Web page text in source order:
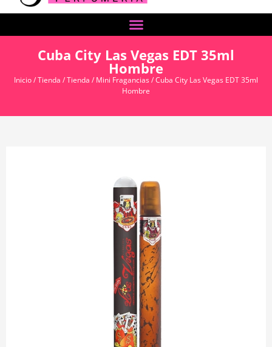
Cuba City Las Vegas EDT 35ml
Hombre
Inicio/Tienda /Tienda / Mini Fragancias/ Cuba City Las Vegas EDT 35ml
Hombre